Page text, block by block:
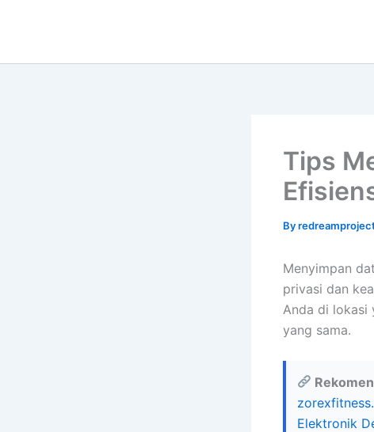
Tips
By
Menyimpan
privasi dan
Anda di lokasi
yang sama.
Elektronik